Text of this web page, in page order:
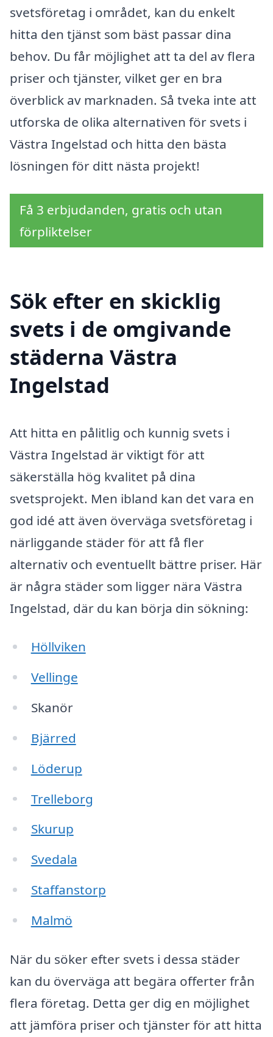
svetsföretag i området, kan du enkelt
hitta den tjänst som bäst passar dina
behov. Du får möjlighet att ta del av flera
priser och tjänster, vilket ger en bra
överblick av marknaden. Så tveka inte att
utforska de olika alternativen för svets i
Västra Ingelstad och hitta den bästa
lösningen för ditt nästa projekt!
Få 3 erbjudanden, gratis och utan
förpliktelser
Sök efter en skicklig
svets i de omgivande
städerna Västra
Ingelstad
Att hitta en pålitlig och kunnig svets i
Västra Ingelstad är viktigt för att
säkerställa hög kvalitet på dina
svetsprojekt. Men ibland kan det vara en
god idé att även överväga svetsföretag i
närliggande städer för att få fler
alternativ och eventuellt bättre priser. Här
är några städer som ligger nära Västra
Ingelstad, där du kan börja din sökning:
Höllviken
Vellinge
Skanör
Bjärred
Löderup
Trelleborg
Skurup
Svedala
Staffanstorp
Malmö
När du söker efter svets i dessa städer
kan du överväga att begära offerter från
flera företag. Detta ger dig en möjlighet
att jämföra priser och tjänster för att hitta